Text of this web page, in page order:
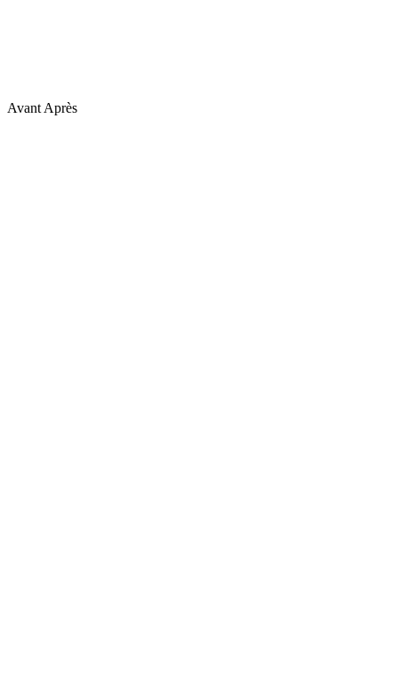
Avant Après